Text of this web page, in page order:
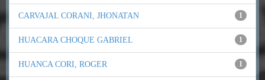
1
CARVAJAL CORANI, JHONATAN
1
HUACARA CHOQUE GABRIEL
1
HUANCA CORI, ROGER